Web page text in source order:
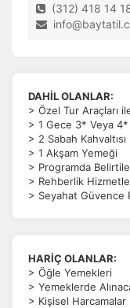
(312) 418 14
DAHİL OLANLAR:
> Özel Tur Araçları
> 1 Gece 3* Veya 4*
> 2 Sabah
> 1 Akşam Yemeği
> Programda
> Rehberlik
> Seyahat Güvence
HARİÇ OLANLAR:
> Öğle Yemekleri
> Yemeklerde
> Kişisel Harcamalar